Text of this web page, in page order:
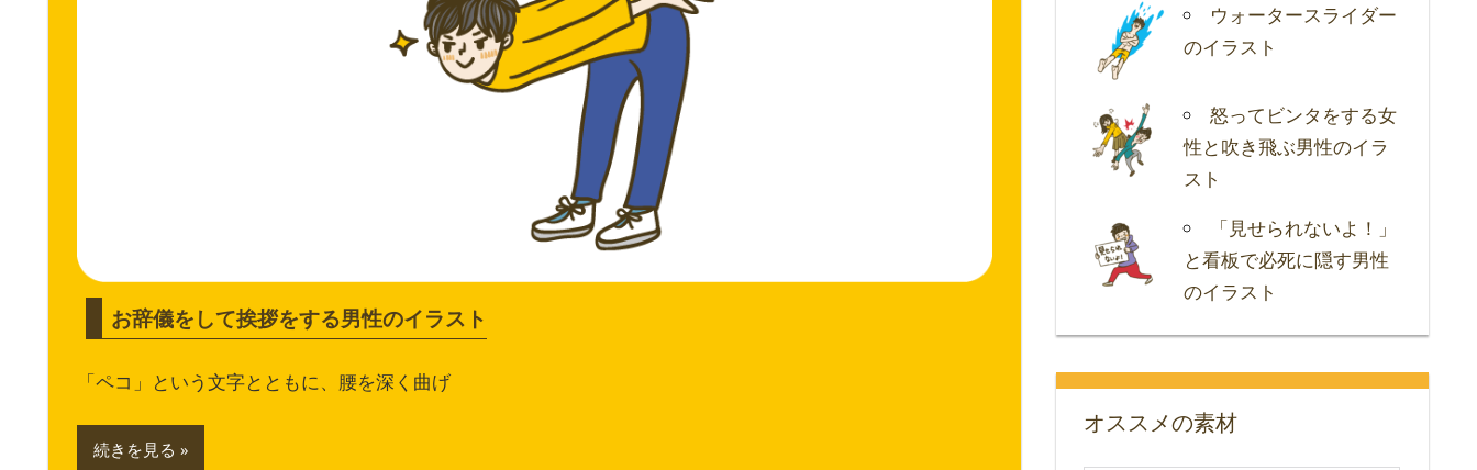
お辞儀をして挨拶をする男性のイラスト
「ペコ」という文字とともに、腰を深く曲げ
続きを見る
ウォータースライダー
のイラスト
怒ってビンタをする女
性と吹き飛ぶ男性のイラ
スト
「見せられないよ！」
と看板で必死に隠す男性
のイラスト
オススメの素材